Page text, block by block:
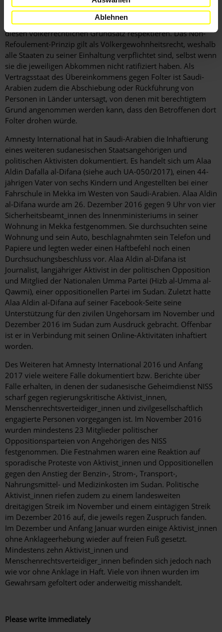
Ablehnen
Territorien, in denen ihnen schwere
Menschenrechtsverletzungen drohen. Saudi-Arabien muss
diesen völkerrechtlichen Grundsatz respektieren. Das Non-
Refoulement-Prinzip gilt als Völkergewohnheitsrecht, weshalb
alle Staaten zu seiner Einhaltung verpflichtet sind, selbst wenn
sie die jeweiligen Abkommen nicht ratifiziert haben. Als
Vertragsstaat des Übereinkommens gegen Folter ist Saudi-
Arabien zudem die Abschiebung oder Rückführung von
Personen in Länder untersagt, von denen mit berechtigtem
Grund angenommen werden kann, dass den Betroffenen dort
Folter drohen würde.
Amnesty International hat in Saudi-Arabien die Inhaftierung
eines weiteren sudanesischen Staatsangehörigen und
politischen Aktivisten dokumentiert. Es handelt sich um Alaa
Aldin Dafalla al-Difana (siehe auch UA-050/2017), einen 44-
jährigen Vater von sechs Kindern und Angestellten bei einer
Fahrschule in Mekka im Westen von Saudi-Arabien. Alaa Aldin
al-Difana wurde am 26. Dezember 2016 gegen 9 Uhr von vier
Sicherheitsbeamt_innen des Innenministeriums in seiner
Wohnung in Mekka festgenommen. Sie durchsuchten seine
Wohnung und sein Auto, beschlagnahmten sein Telefon und
Papiere und legten weder einen Haftbefehl noch einen
Durchsuchungsbeschluss vor. Alaa Aldin al-Difana ist
Journalist, langjähriger Aktivist in der politischen Opposition
und Mitglied der Nationalen Umma Partei (Hizb al-Umma al-
Qawmi), einer oppositionellen Partei im Sudan. Zuletzt hatte
Alaa Aldin al-Difana auf seiner Facebook-Seite seine
Unterstützung für den zivilen Ungehorsam im November und
Dezember 2016 im Sudan zum Ausdruck gebracht. Offenbar
ist er in Verbindung mit seinen Online-Aktivitäten inhaftiert
worden.
Des Weiteren hat Amnesty International 2016 und Anfang
2017 viele weitere Fälle dokumentiert bzw. Berichte über
Fälle erhalten, in denen der sudanesische Geheimdienst NISS
scharf gegen regierungskritische Aktivist_innen,
Menschenrechtsverteidiger_innen und zivilgesellschaftlich
engagierte Personen vorgegangen ist. Im November 2016
wurden mindestens 23 Mitglieder politischer
Oppositionsparteien von Angehörigen des NISS
festgenommen. Die Festnahmen waren eine Reaktion auf
sporadische Proteste von Aktivist_innen und Oppositionellen
gegen den Anstieg der Benzin-, Strom-, Transport-,
Nahrungsmittel- und Medizinkosten im Sudan. Politische
Aktivist_innen riefen zudem zu einem landesweiten
dreitägigen Streik im November und einem eintägigen Streik
im Dezember 2016 auf, die jeweils regen Zuspruch fanden.
Im Dezember und Anfang Januar wurden einige Aktivist_innen
ohne Anklageerhebung wieder auf freien Fuß gesetzt.
Mindestens zehn Aktivist_innen und
Menschenrechtsverteidiger_innen befinden sich jedoch nach
wie vor ohne Anklage in Haft. Viele von ihnen wurden im
Gewahrsam gefoltert oder anderweitig misshandelt.
Please write immediately